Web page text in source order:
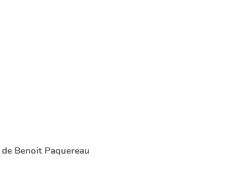
Benoit Paquereau